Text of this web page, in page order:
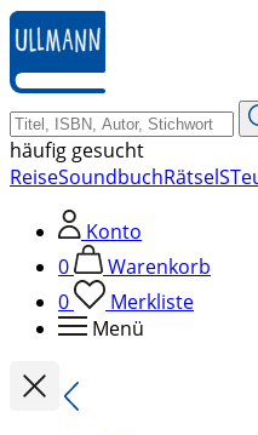
zum
Hauptinhalt
springen
häufig gesucht
ReiseSoundbuchRätsel
Konto
0
Warenkorb
0
Merkliste
Menü